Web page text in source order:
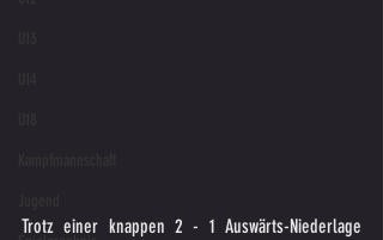
Trotz einer knappen 2 - 1 Auswärts-Niederlage